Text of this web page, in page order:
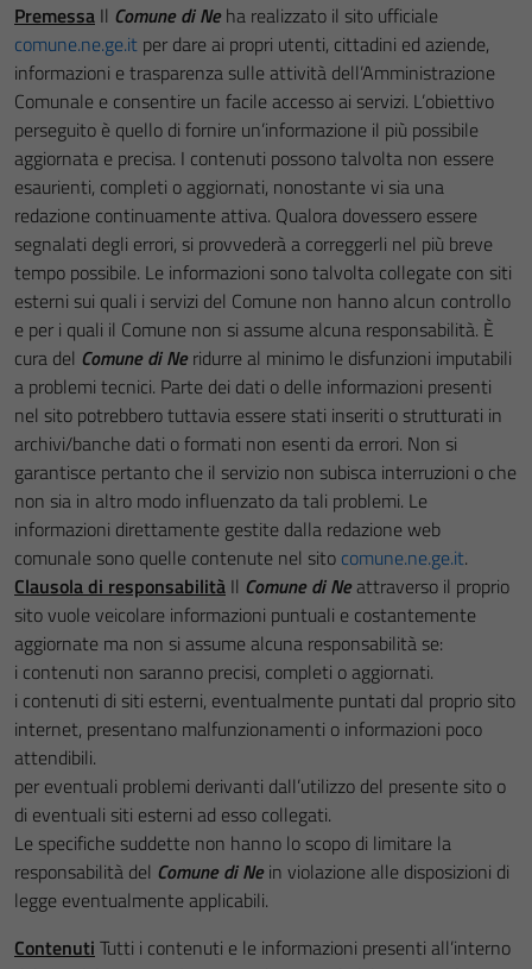
Premessa Il Comune di Neha realizzato il sito ufficiale
comune.ne.ge.it per dare ai propri utenti, cittadini ed aziende,
informazioni e trasparenza sulle attività dell’Amministrazione
Comunale e consentire un facile accesso ai servizi. L’obiettivo
perseguito è quello di fornire un’informazione il più possibile
aggiornata e precisa. I contenuti possono talvolta non essere
esaurienti, completi o aggiornati, nonostante vi sia una
redazione continuamente attiva. Qualora dovessero essere
segnalati degli errori, si provvederà a correggerli nel più breve
tempo possibile. Le informazioni sono talvolta collegate con siti
esterni sui quali i servizi del Comune non hanno alcun controllo
e per i quali il Comune non si assume alcuna responsabilità. È
cura del Comune di Neridurre al minimo le disfunzioni imputabili
a problemi tecnici. Parte dei dati o delle informazioni presenti
nel sito potrebbero tuttavia essere stati inseriti o strutturati in
archivi/banche dati o formati non esenti da errori. Non si
garantisce pertanto che il servizio non subisca interruzioni o che
non sia in altro modo influenzato da tali problemi. Le
informazioni direttamente gestite dalla redazione web
comunale sono quelle contenute nel sito comune.ne.ge.it.
Clausola di responsabilità Il Comune di Neattraverso il proprio
sito vuole veicolare informazioni puntuali e costantemente
aggiornate ma non si assume alcuna responsabilità se:
i contenuti non saranno precisi, completi o aggiornati.
i contenuti di siti esterni, eventualmente puntati dal proprio sito
internet, presentano malfunzionamenti o informazioni poco
attendibili.
per eventuali problemi derivanti dall’utilizzo del presente sito o
di eventuali siti esterni ad esso collegati.
Le specifiche suddette non hanno lo scopo di limitare la
responsabilità del Comune di Nein violazione alle disposizioni di
legge eventualmente applicabili.
Contenuti Tutti i contenuti e le informazioni presenti all’interno